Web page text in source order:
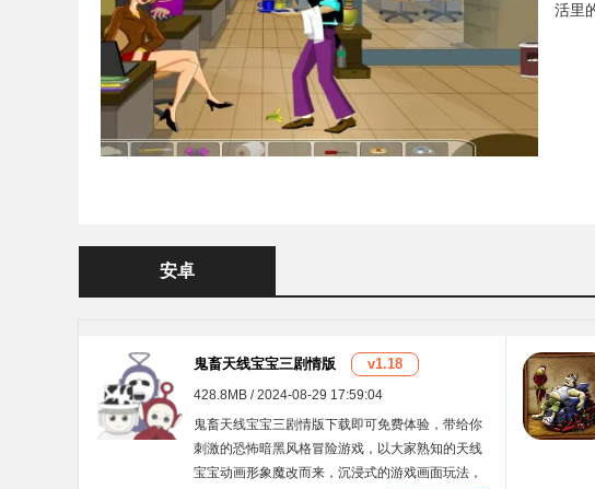
活里
安卓
鬼畜天线宝宝三剧情版 v1.18
428.8MB / 2024-08-29 17:59:04
鬼畜天线宝宝三剧情版下载即可免费体验，带给你
刺激的恐怖暗黑风格冒险游戏，以大家熟知的天线
宝宝动画形象魔改而来，沉浸式的游戏画面玩法，